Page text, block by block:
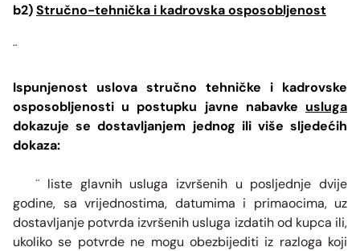
b2)Stručno-tehnička i kadrovska osposobljenost
¨
Ispunjenost uslova stručno tehničke i kadrovske
osposobljenosti u postupku javne nabavke usluga
dokazuje se dostavljanjem jednog ili više sljedećih
dokaza:
¨
liste glavnih usluga izvršenih u posljednje dvije
godine, sa vrijednostima, datumima i primaocima, uz
dostavljanje potvrda izvršenih usluga izdatih od kupca ili,
ukoliko se potvrde ne mogu obezbijediti iz razloga koji